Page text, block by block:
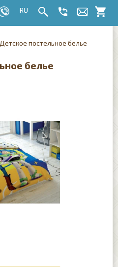
Детское постельное белье
белье